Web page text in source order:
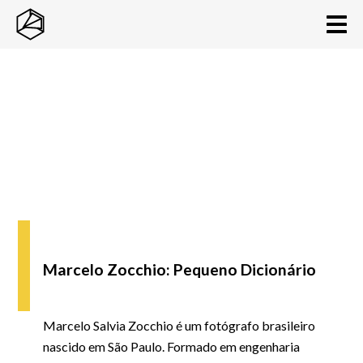
Marcelo Zocchio: Pequeno Dicionário
Marcelo Salvia Zocchio é um fotógrafo brasileiro
nascido em São Paulo. Formado em engenharia